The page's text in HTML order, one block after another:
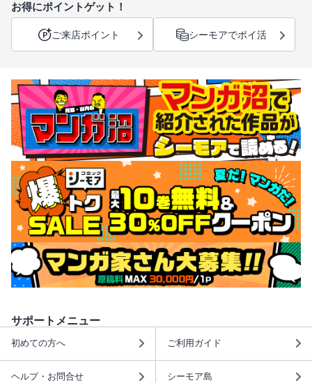
お得にポイントゲット！
ご来店ポイント シーモアでポイ活
サポートメニュー
初めての方へ ご利用ガイド
ヘルプ・お問合せ シーモア島